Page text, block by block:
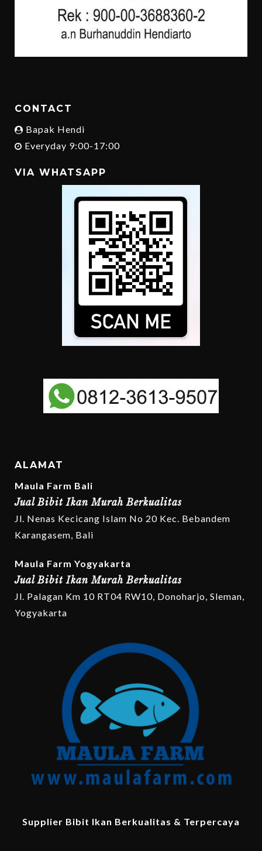
CONTACT
Bapak Hendi
Everyday 9:00-17:00
VIA WHATSAPP
ALAMAT
Maula Farm Bali
Jual Bibit Ikan Murah Berkualitas
Jl. Nenas Kecicang Islam No 20 Kec. Bebandem
Karangasem, Bali
Maula Farm Yogyakarta
Jual Bibit Ikan Murah Berkualitas
Jl. Palagan Km 10 RT04 RW10, Donoharjo, Sleman,
Yogyakarta
Supplier Bibit Ikan Berkualitas & Terpercaya